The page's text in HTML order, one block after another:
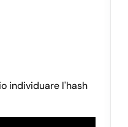
individuare l'hash